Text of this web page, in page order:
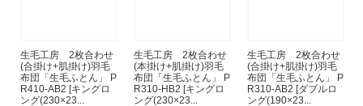
生毛工房 2枚合わせ
(合掛け+肌掛け)羽毛
布団「生毛ふとん」 P
R410-AB2 [キングロ
ング(230×23...
生毛工房 2枚合わせ
(本掛け+肌掛け)羽毛
布団「生毛ふとん」 P
R310-HB2 [キングロ
ング(230×23...
生毛工房 2枚合わせ
(合掛け+肌掛け)羽毛
布団「生毛ふとん」 P
R310-AB2 [ダブルロ
ング(190×23...